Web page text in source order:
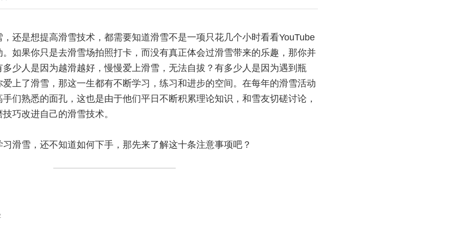
还是想提高滑雪技术，都需要知道滑雪不是一项只花几个小时看看YouTube
如果你只是去滑雪场拍照打卡，而没有真正体会过滑雪带来的乐趣，那你并
少人是因为越滑越好，慢慢爱上滑雪，无法自拔？有多少人是因为遇到瓶
上了滑雪，那这一生都有不断学习，练习和进步的空间。在每年的滑雪活动
们熟悉的面孔，这也是由于他们平日不断积累理论知识，和雪友切磋讨论，
巧改进自己的滑雪技术。
滑雪，还不知道如何下手，那先来了解这十条注意事项吧？